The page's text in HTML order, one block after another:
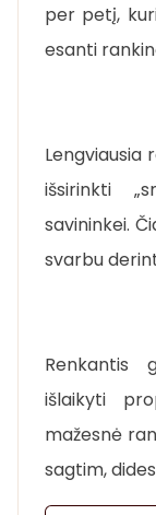
per petį,
esanti
Lengviausia
išsirinkti
savininkei.
svarbu
Renkantis
išlaikyti
mažesnė
sagtim,